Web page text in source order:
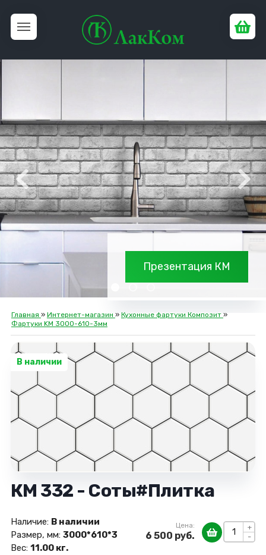
Презентация КМ
Главная » Интернет-магазин » Кухонные фартуки Композит »
Фартуки KM 3000-610-3мм
В наличии
КМ 332 - Соты#Плитка
+
-
Цена:
6 500 руб.
Наличие: В наличии
Размер, мм: 3000*610*3
Вес: 11.00 кг.